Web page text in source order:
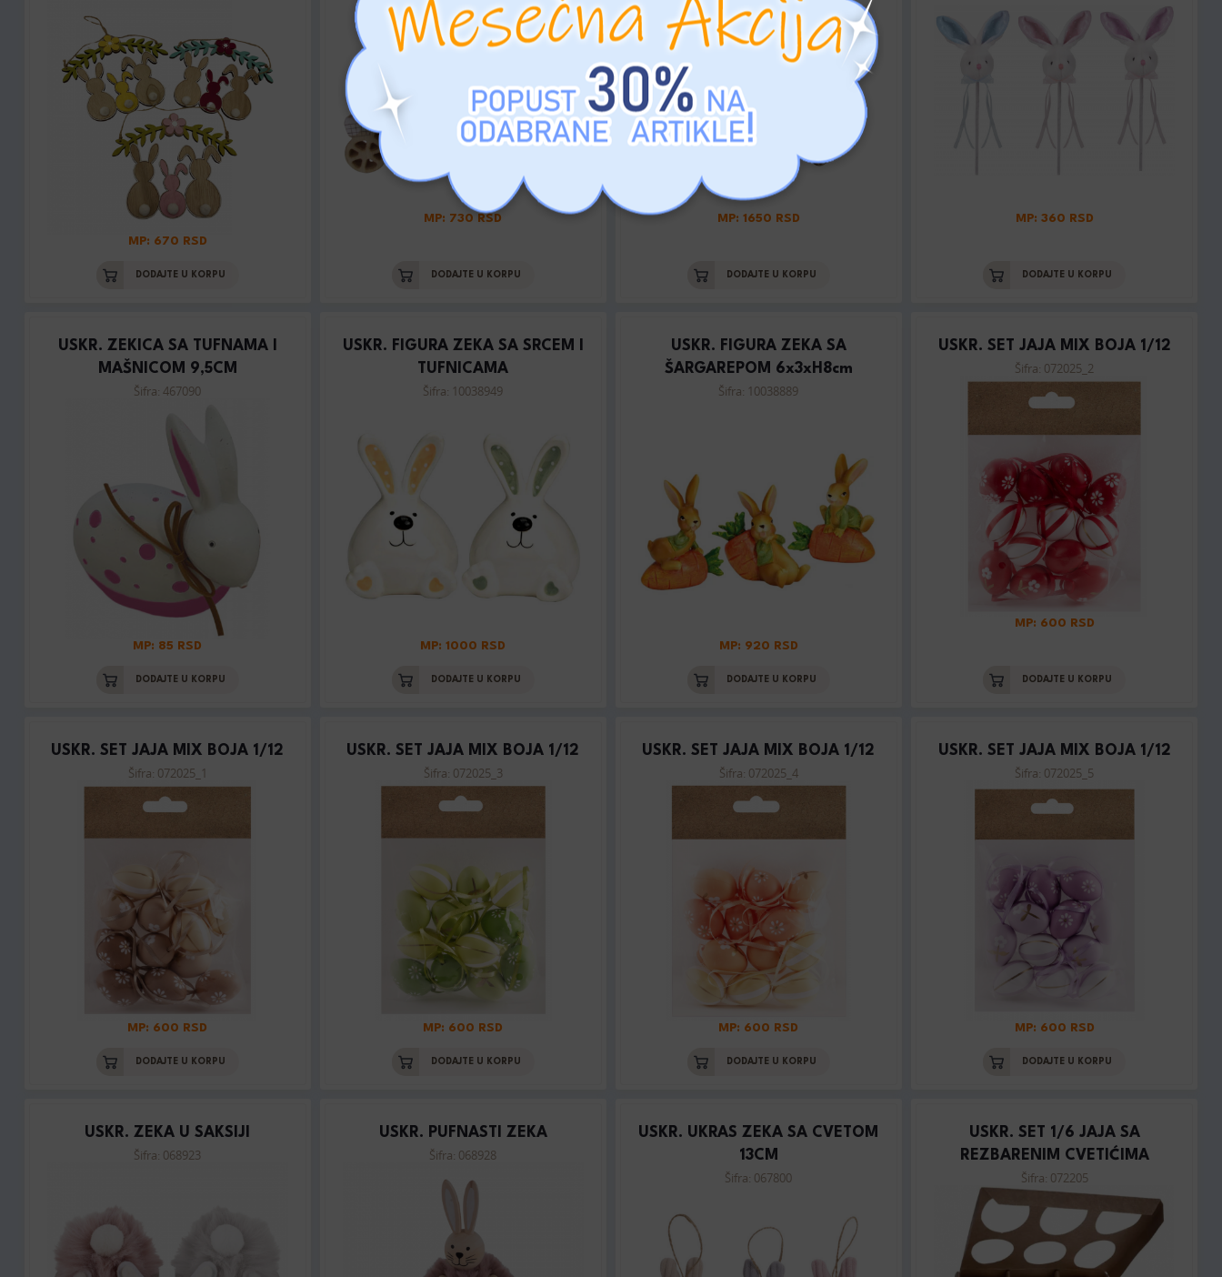
MP: 670 RSD
DODAJTE U KORPU
MP: 730 RSD
DODAJTE U KORPU
MP: 1650 RSD
DODAJTE U KORPU
MP: 360 RSD
DODAJTE U KORPU
USKR. ZEKICA SA TUFNAMA I
MAŠNICOM 9,5CM
Šifra: 467090
MP: 85 RSD
DODAJTE U KORPU
USKR. FIGURA ZEKA SA SRCEM I
TUFNICAMA
Šifra: 10038949
MP: 1000 RSD
DODAJTE U KORPU
USKR. FIGURA ZEKA SA
ŠARGAREPOM 6x3xH8cm
Šifra: 10038889
MP: 920 RSD
DODAJTE U KORPU
USKR. SET JAJA MIX BOJA 1/12
Šifra: 072025_2
MP: 600 RSD
DODAJTE U KORPU
USKR. SET JAJA MIX BOJA 1/12
Šifra: 072025_1
MP: 600 RSD
DODAJTE U KORPU
USKR. SET JAJA MIX BOJA 1/12
Šifra: 072025_3
MP: 600 RSD
DODAJTE U KORPU
USKR. SET JAJA MIX BOJA 1/12
Šifra: 072025_4
MP: 600 RSD
DODAJTE U KORPU
USKR. SET JAJA MIX BOJA 1/12
Šifra: 072025_5
MP: 600 RSD
DODAJTE U KORPU
USKR. ZEKA U SAKSIJI
Šifra: 068923
USKR. PUFNASTI ZEKA
Šifra: 068928
USKR. UKRAS ZEKA SA CVETOM
13CM
Šifra: 067800
USKR. SET 1/6 JAJA SA
REZBARENIM CVETIĆIMA
Šifra: 072205